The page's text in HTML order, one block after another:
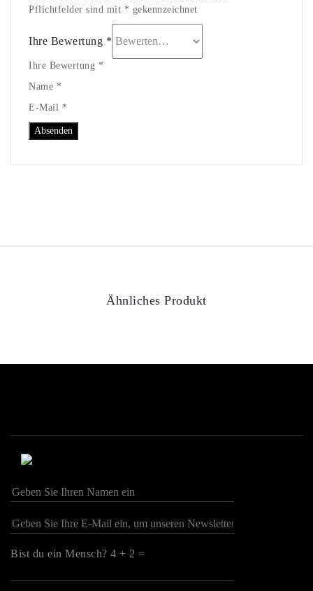
Pflichtfelder sind mit * gekennzeichnet
Ihre Bewertung *
Ihre Bewertung *
Name *
E-Mail *
Ähnliches Produkt
Bist du ein Mensch? 4 + 2 =